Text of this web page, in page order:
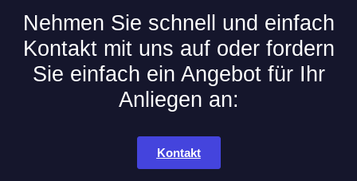
Nehmen Sie schnell und einfach
Kontakt mit uns auf oder fordern
Sie einfach ein Angebot für Ihr
Anliegen an:
Kontakt